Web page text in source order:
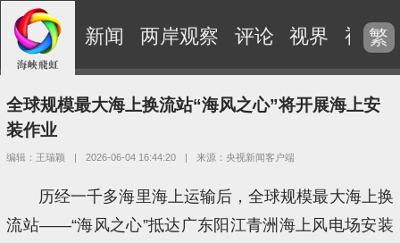
新闻 两岸观察 评论 视界 视频
繁
全球规模最大海上换流站“海风之心”将开展海上安
装作业
编辑：王瑞颖 | 2026-06-04 16:44:20 | 来源：央视新闻客户端
历经一千多海里海上运输后，全球规模最大海上换
流站——“海风之心”抵达广东阳江青洲海上风电场安装